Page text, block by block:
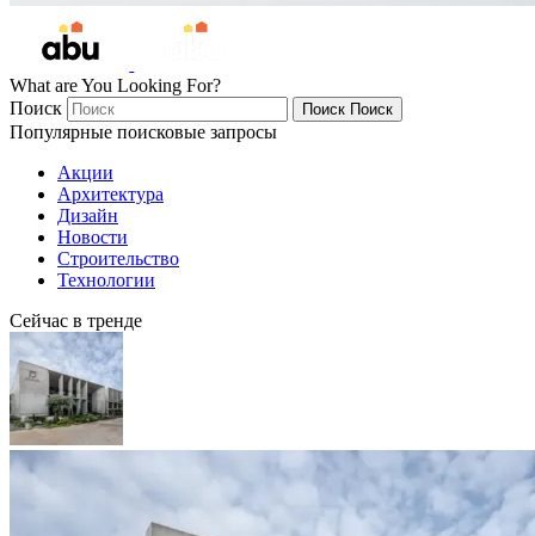
What are You Looking For?
Поиск
Поиск Поиск
Популярные поисковые запросы
Акции
Архитектура
Дизайн
Новости
Строительство
Технологии
Сейчас в тренде